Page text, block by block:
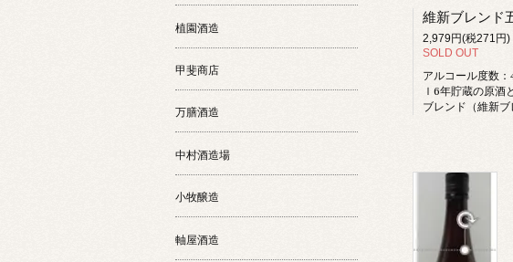
2,979円(税271円)
SOLD OUT
アルコール度数
ｌ6年貯蔵の原酒
ブレンド（維新ブ
植園酒造
甲斐商店
万膳酒造
中村酒造場
小牧醸造
軸屋酒造